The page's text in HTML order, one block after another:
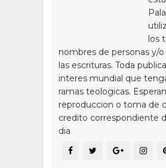
los
nombres de personas y/
las escrituras. Toda
interes mundial que
ramas teologicas.
reproduccion o toma de
credito correspondiente
dia